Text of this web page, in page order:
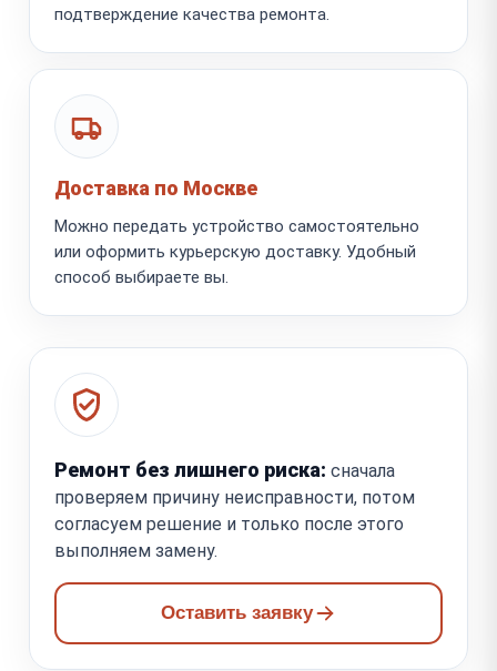
подтверждение качества ремонта.
Доставка по Москве
Можно передать устройство самостоятельно
или оформить курьерскую доставку. Удобный
способ выбираете вы.
Ремонт без лишнего риска: сначала
проверяем причину неисправности, потом
согласуем решение и только после этого
выполняем замену.
Оставить заявку